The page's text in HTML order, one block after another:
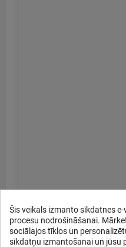
Šis veikals izmanto sīkdatnes
procesu nodrošināšanai.
sociālajos tīklos un
sīkdatņu izmantošanai un jūsu